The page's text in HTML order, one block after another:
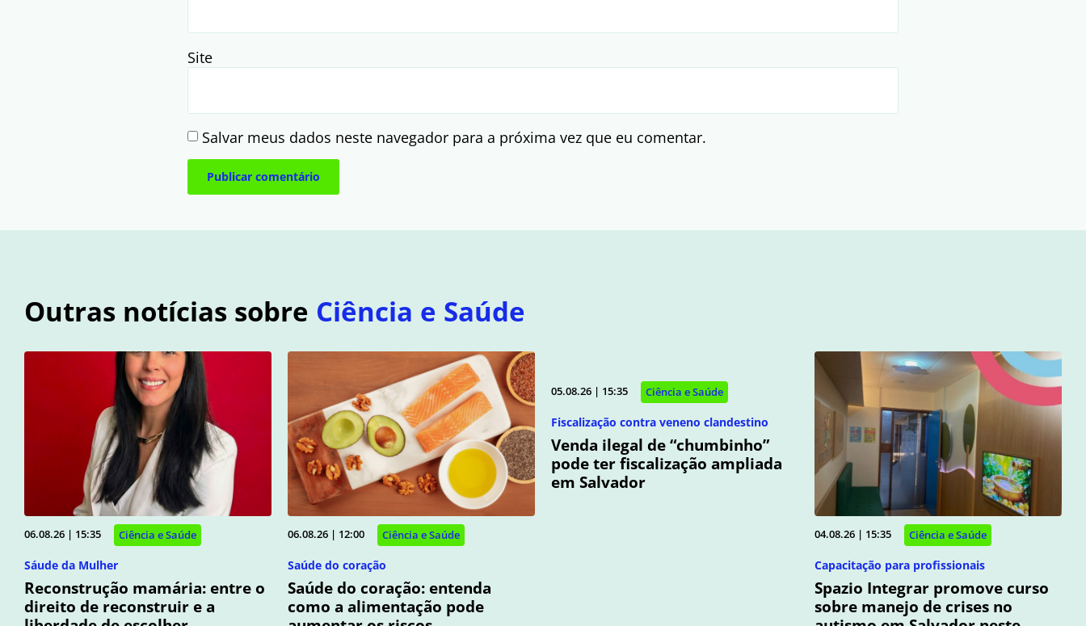
Site
Salvar meus dados neste navegador para a próxima vez que eu comentar.
Outras notícias sobre Ciência e Saúde
06.08.26 | 15:35 Ciência e Saúde
Sáude da Mulher
Reconstrução mamária: entre o
direito de reconstruir e a
06.08.26 | 12:00 Ciência e Saúde
Saúde do coração
Saúde do coração: entenda
como a alimentação pode
05.08.26 | 15:35 Ciência e Saúde
Fiscalização contra veneno clandestino
Venda ilegal de “chumbinho”
pode ter fiscalização ampliada
em Salvador
04.08.26 | 15:35 Ciência e Saúde
Capacitação para profissionais
Spazio Integrar promove curso
sobre manejo de crises no